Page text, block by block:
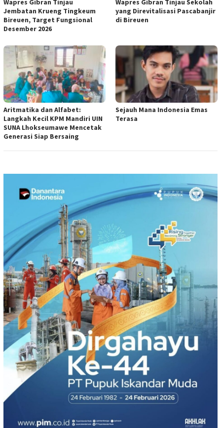
Wapres Gibran Tinjau
Jembatan Krueng Tingkeum
Bireuen, Target Fungsional
Desember 2026
Wapres Gibran Tinjau Sekolah
yang Direvitalisasi Pascabanjir
di Bireuen
Aritmatika dan Alfabet:
Langkah Kecil KPM Mandiri UIN
SUNA Lhokseumawe Mencetak
Generasi Siap Bersaing
Sejauh Mana Indonesia Emas
Terasa